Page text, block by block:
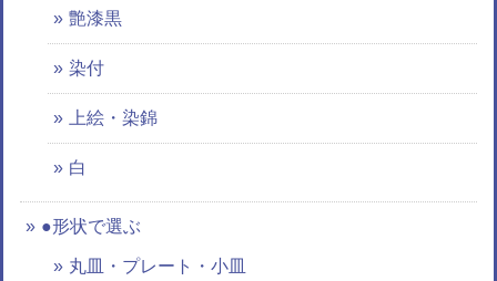
艶漆黒
染付
上絵・染錦
白
●形状で選ぶ
丸皿・プレート・小皿